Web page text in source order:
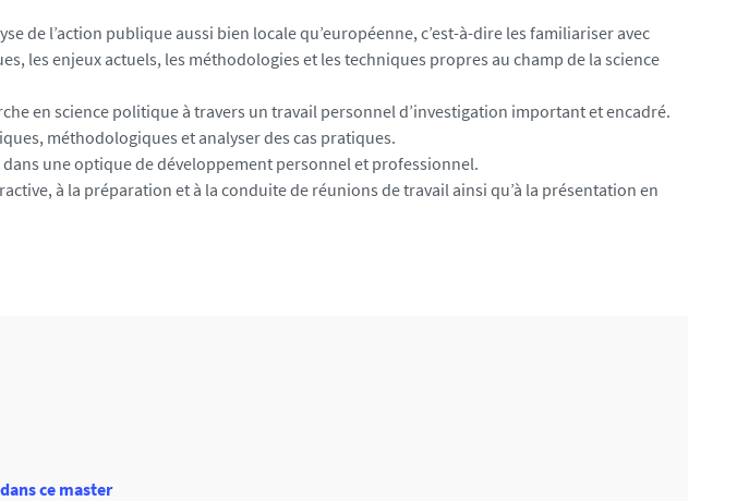
de l’action publique aussi bien locale qu’européenne, c’est-à-dire les familiariser avec
les enjeux actuels, les méthodologies et les techniques propres au champ de la science
en science politique à travers un travail personnel d’investigation important et encadré.
méthodologiques et analyser des cas pratiques.
une optique de développement personnel et professionnel.
à la préparation et à la conduite de réunions de travail ainsi qu’à la présentation en
ce master